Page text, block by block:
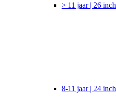
> 11 jaar | 26 inch
8-11 jaar | 24 inch